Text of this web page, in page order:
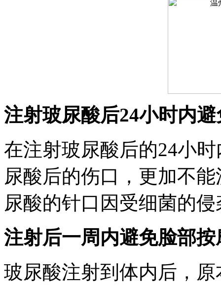
注射玻尿酸后24小时内
在注射玻尿酸后的24小
尿酸后的伤口，更加不
尿酸的针口因受细菌的
注射后一周内避免脸部按
玻尿酸注射到体内后，